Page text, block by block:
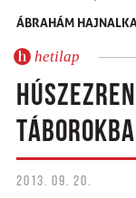
ÁBRAHÁM
hetilap
2013. 09. 20.